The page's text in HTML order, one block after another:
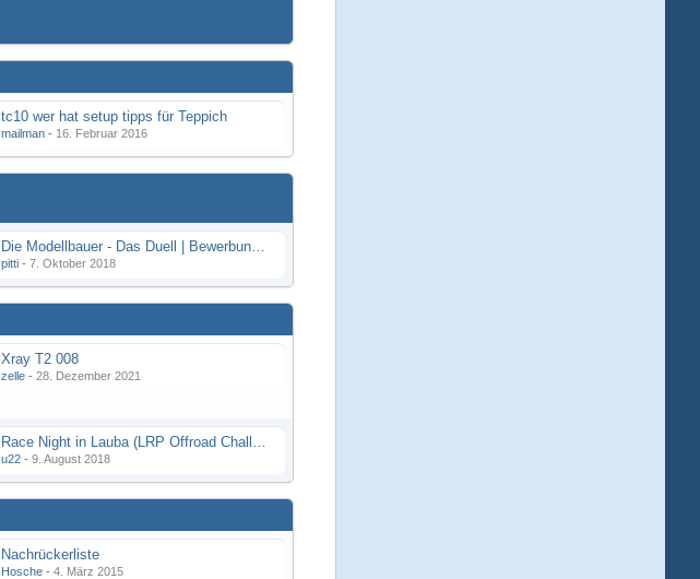
tc10 wer hat setup tipps für Teppich
mailman - 16. Februar 2016
Die Modellbauer - Das Duell | Bewerbung für neue Staffel bei DMAX *Werbung*
pitti - 7. Oktober 2018
Xray T2 008
zelle - 28. Dezember 2021
Race Night in Lauba (LRP Offroad Challenge und freie Klassen) 25/26.08
u22 - 9. August 2018
Nachrückerliste
Hosche - 4. März 2015